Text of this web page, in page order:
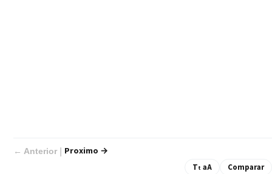
← Anterior Proximo →
Tt aA Comparar